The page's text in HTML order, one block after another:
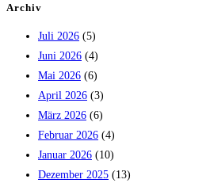
Archiv
Juli 2026 (5)
Juni 2026 (4)
Mai 2026 (6)
April 2026 (3)
März 2026 (6)
Februar 2026 (4)
Januar 2026 (10)
Dezember 2025 (13)